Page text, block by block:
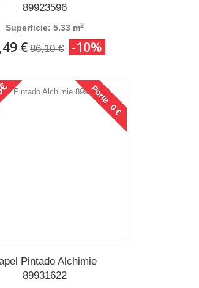
89923596
Superficie: 5.33 m2
€ 86,10 € -10%
Porte 0 €
Pintado Alchimie
89931622